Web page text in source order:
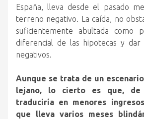
España, lleva desde el pasado
terreno negativo. La caída, no
suficientemente abultada como
diferencial de las hipotecas y dar
negativos.
Aunque se trata de un
lejano, lo cierto es que, de
traduciría en menores
que lleva varios meses